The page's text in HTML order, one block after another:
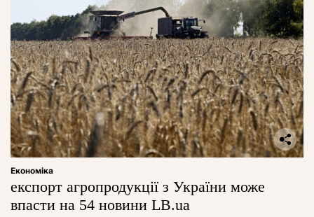
Економіка
експорт агропродукції з України може
впасти на 54 новини LB.ua